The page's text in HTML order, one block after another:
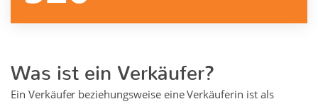
Was ist ein Verkäufer?
Ein Verkäufer beziehungsweise eine Verkäuferin ist als